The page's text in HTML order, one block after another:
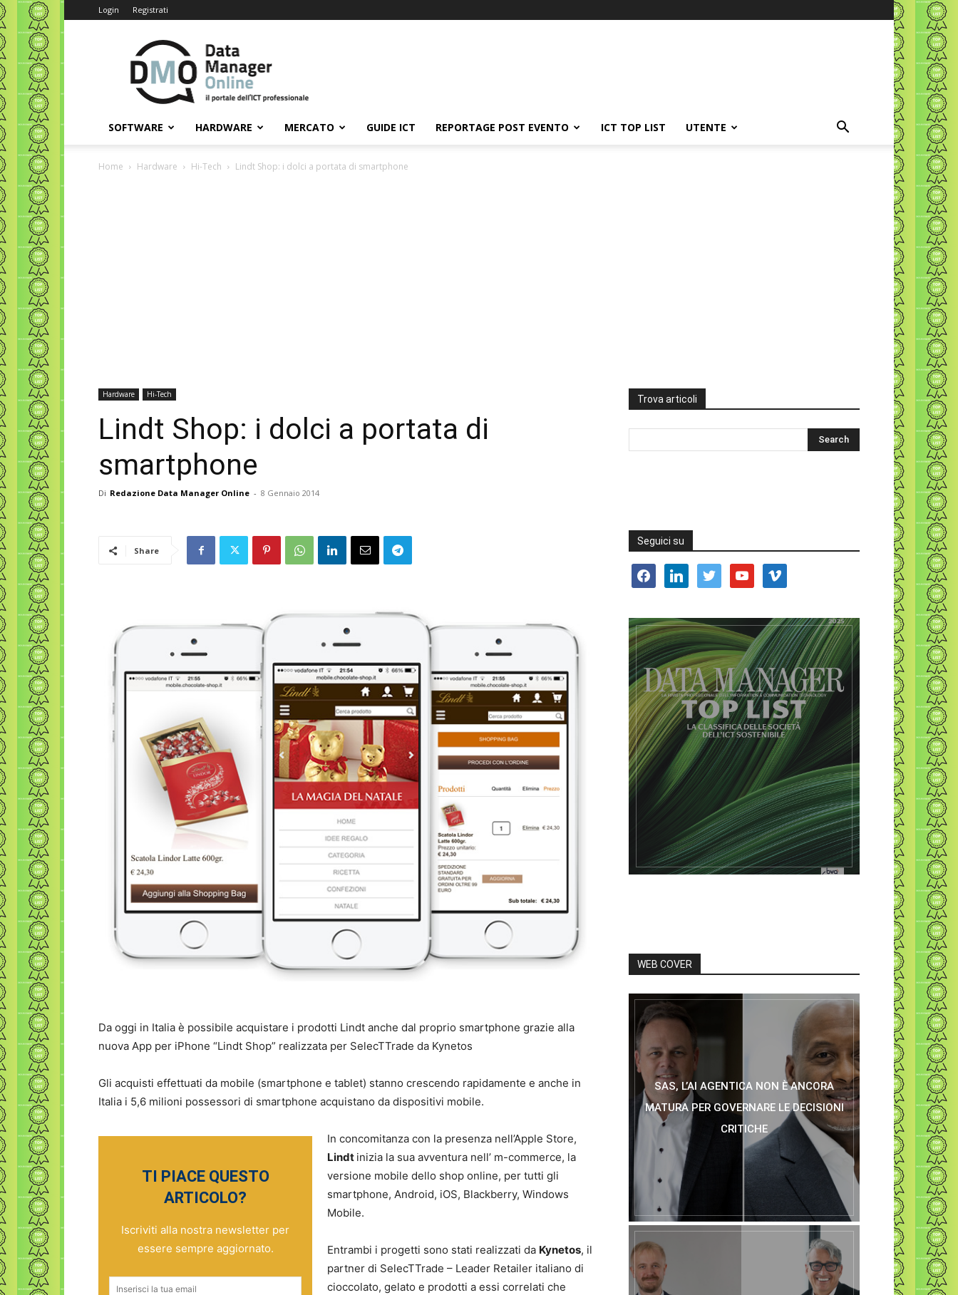
Login Registrati
Data
Manager
Online
SOFTWARE HARDWARE MERCATO GUIDE ICT REPORTAGE POST EVENTO ICT TOP LIST UTENTE
Home Hardware Hi-Tech Lindt Shop: i dolci a portata di smartphone
Hardware Hi-Tech
Lindt Shop: i dolci a portata di
smartphone
Di Redazione Data Manager Online - 8 Gennaio 2014
Share
Da oggi in Italia è possibile acquistare i prodotti Lindt anche dal proprio smartphone grazie alla
nuova App per iPhone “Lindt Shop” realizzata per SelecTTrade da Kynetos
Gli acquisti effettuati da mobile (smartphone e tablet) stanno crescendo rapidamente e anche in
Italia i 5,6 milioni possessori di smartphone acquistano da dispositivi mobile.
TI PIACE QUESTO
ARTICOLO?
Iscriviti alla nostra newsletter per
essere sempre aggiornato.
In concomitanza con la presenza nell’Apple Store,
Lindt inizia la sua avventura nell’ m-commerce, la
versione mobile dello shop online, per tutti gli
smartphone, Android, iOS, Blackberry, Windows
Mobile.
Entrambi i progetti sono stati realizzati da Kynetos, il
partner di SelecTTrade – Leader Retailer italiano di
cioccolato, gelato e prodotti a essi correlati che
Trova articoli
Seguici su
facebooklinkedin twitter youtube vimeo
WEB COVER
SAS, L’AI AGENTICA NON È ANCORA
MATURA PER GOVERNARE LE DECISIONI
CRITICHE